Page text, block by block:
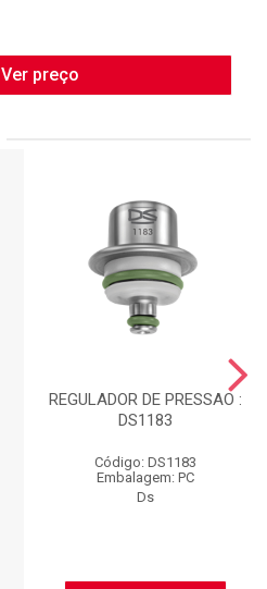
Ver preço
REGULADOR DE PRESSAO :
DS1183
Código: DS1183
Embalagem: PC
Ds